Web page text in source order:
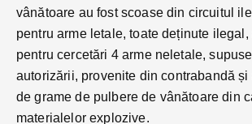
vânătoare au fost scoase din circuitul
pentru arme letale, toate deținute
pentru cercetări 4 arme neletale,
autorizării, provenite din contrabandă
de grame de pulbere de vânătoare din
materialelor explozive.